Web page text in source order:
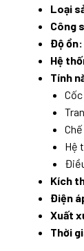
Loại
Công
Độ ồn:
Hệ
Tính
Hệ
Kích
Điện
Xuất
Thời